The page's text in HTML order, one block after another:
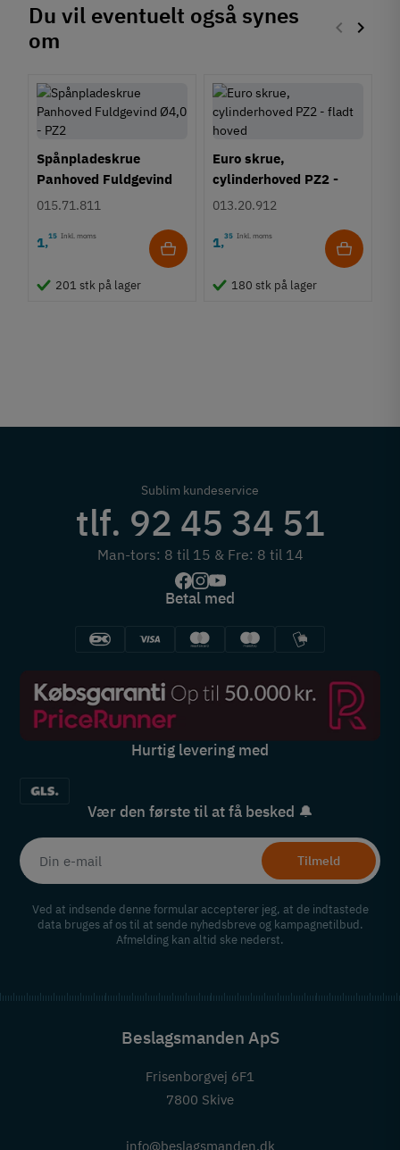
Du vil eventuelt også synes
om
Forrige
keyboard_arrow_left Næste
keyboard_arrow_right
Spånpladeskrue
Panhoved Fuldgevind
Ø4,0 - PZ2
015.71.811
1,15 Inkl. moms
201 stk på lager
Euro skrue,
cylinderhoved PZ2 -
fladt hoved
013.20.912
1,35 Inkl. moms
180 stk på lager
Sublim kundeservice
tlf. 92 45 34 51
Man-tors: 8 til 15 & Fre: 8 til 14
Betal med
Hurtig levering med
Vær den første til at få besked 🔔
Tilmeld
Ved at indsende denne formular accepterer jeg, at de indtastede
data bruges af os til at sende nyhedsbreve og kampagnetilbud.
Afmelding kan altid ske nederst.
Beslagsmanden ApS
Frisenborgvej 6F1
7800 Skive
info@beslagsmanden.dk